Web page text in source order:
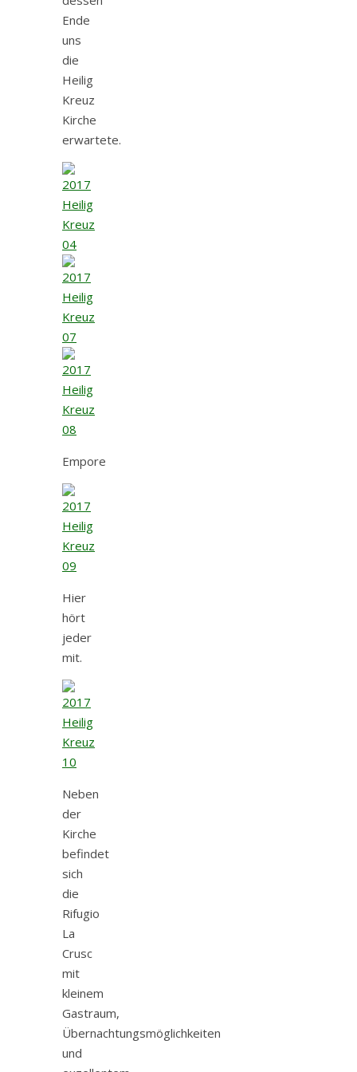
Ende
uns
die
Heilig
Kreuz
Kirche
erwartete.
Empore
Hier
hört
jeder
mit.
Neben
der
Kirche
befindet
sich
die
Rifugio
La
Crusc
mit
kleinem
Gastraum,
Übernachtungsmöglichkeiten
und